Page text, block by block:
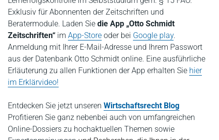
Exklusiv für Abonnenten der Zeitschriften und
Beratermodule. Laden Sie die App „Otto Schmidt
Zeitschriften“ im App-Store oder bei Google play.
Anmeldung mit Ihrer E-Mail-Adresse und Ihrem Passwort
aus der Datenbank Otto Schmidt online. Eine ausführliche
Erläuterung zu allen Funktionen der App erhalten Sie hier
im Erklärvideo!
Entdecken Sie jetzt unseren Wirtschaftsrecht Blog
Profitieren Sie ganz nebenbei auch von umfangreichen
Online-Dossiers zu hochaktuellen Themen sowie